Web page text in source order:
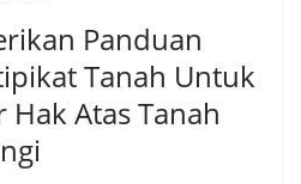
Panduan
Tanah Untuk
Hak Atas Tanah